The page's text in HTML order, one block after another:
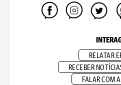
RELATAR
RECEBER
FALAR COM